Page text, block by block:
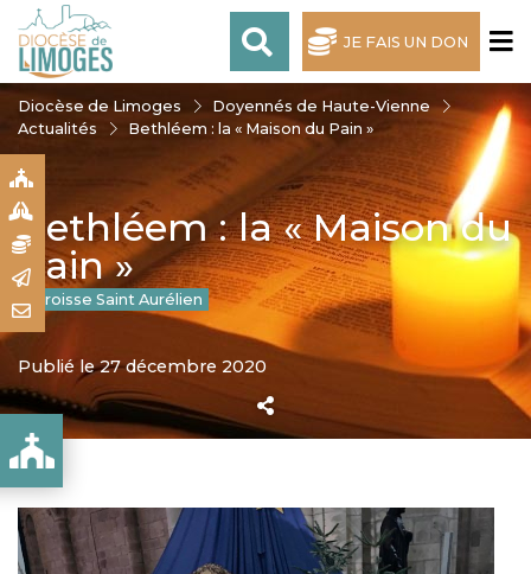
JE FAIS UN DON
Diocèse de Limoges
Doyennés de Haute-Vienne
Actualités
Bethléem : la « Maison du Pain »
Bethléem : la « Maison du
Pain »
Paroisse Saint Aurélien
Publié le 27 décembre 2020